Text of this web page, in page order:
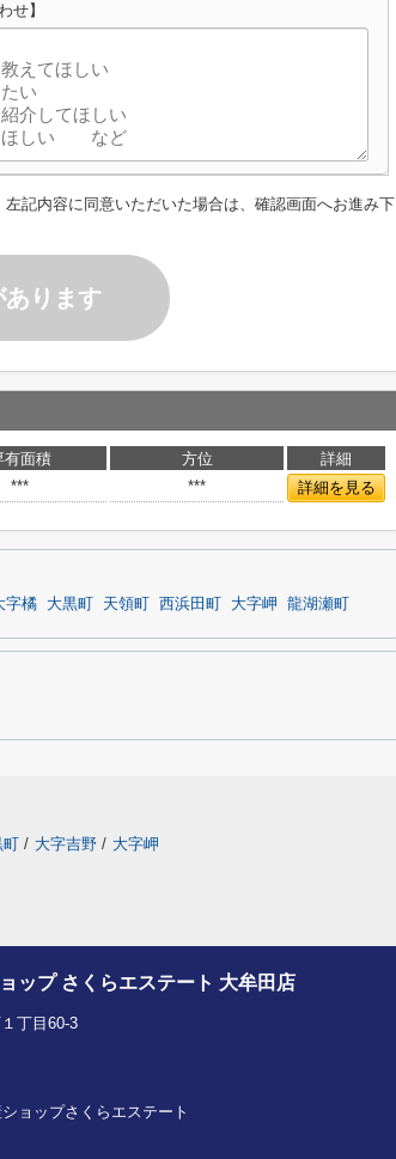
せ】
記内容に同意いただいた場合は、確認画面へお進み下
あります
有面積 方位
詳細
*** *** 詳細を見る
字橘 大黒町 天領町 西浜田町 大字岬 龍湖瀬町
町 / 大字吉野 / 大字岬
ップ さくらエステート 大牟田店
丁目60-3
ョップさくらエステート